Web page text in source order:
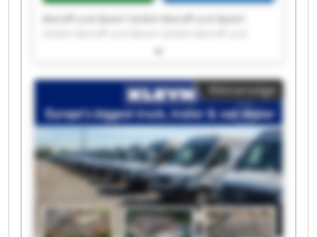
Moroff und Baierl GmbH Moroff und Baierl
Baierl GmbH Moroff und Baierl GmbH Moroff
Moroff und Baierl GmbH Moroff und Baierl
GmbH Moroff und Baierl GmbH Moroff und
Baierl GmbH Moroff und Baierl GmbH Moroff
und Baierl GmbH Moroff und Baierl GmbH
Moroff und Baierl GmbH Moroff und Baierl
GmbH Moroff und Baierl GmbH Moroff und
Baierl GmbH Moroff und Baierl GmbH Moroff
und Baierl GmbH
Kleinanzeige